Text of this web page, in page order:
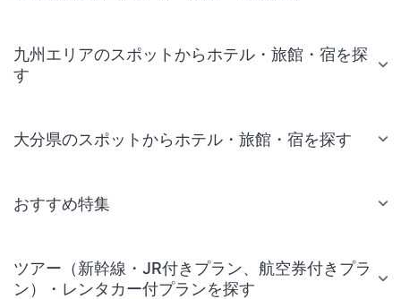
九州エリアのスポットからホテル・旅館・宿を探
す
大分県のスポットからホテル・旅館・宿を探す
おすすめ特集
ツアー（新幹線・JR付きプラン、航空券付きプラ
ン）・レンタカー付プランを探す